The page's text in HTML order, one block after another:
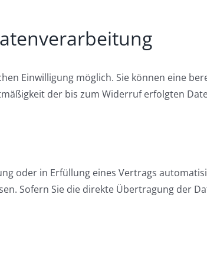
Einwilligung möglich. Sie können eine
der bis zum Widerruf erfolgten
oder in Erfüllung eines Vertrags
Sofern Sie die direkte Übertragung der